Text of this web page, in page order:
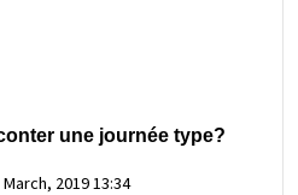
une journée type?
March, 2019 13:34